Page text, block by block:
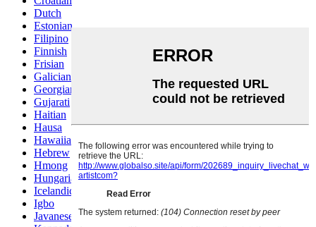
Dutch
Estonian
Filipino
Finnish
Frisian
Galician
Georgian
Gujarati
Haitian
Hausa
Hawaiian
Hebrew
Hmong
Hungarian
Icelandic
Igbo
Javanese